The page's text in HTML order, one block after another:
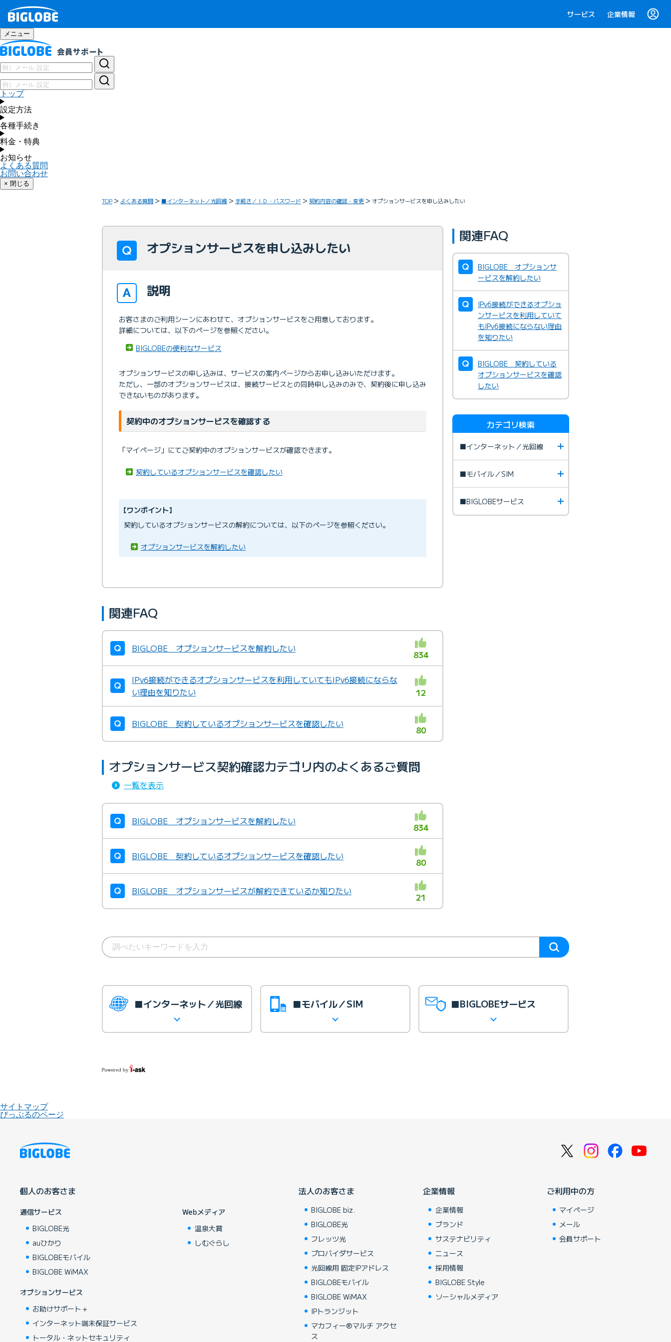
サービス 企業情報
メニュー
トップ
設定方法
各種手続き
料金・特典
お知らせ
よくある質問
お問い合わせ
× 閉じる
TOP よくある質問 ■インターネット／光回線 手続き／ＩＤ・パスワード 契約内容の確認・変更 オプションサービスを申し込みしたい
オプションサービスを申し込みしたい
説明
お客さまのご利用シーンにあわせて、オプションサービスをご用意しております。
詳細については、以下のページを参照ください。
BIGLOBEの便利なサービス
オプションサービスの申し込みは、サービスの案内ページからお申し込みいただけます。
ただし、一部のオプションサービスは、接続サービスとの同時申し込みのみで、契約後に申し込み
できないものがあります。
契約中のオプションサービスを確認する
「マイページ」にてご契約中のオプションサービスが確認できます。
契約しているオプションサービスを確認したい
【ワンポイント】
契約しているオプションサービスの解約については、以下のページを参照ください。
オプションサービスを解約したい
関連FAQ
BIGLOBE オプションサービスを解約したい
834
IPv6接続ができるオプションサービスを利用していてもIPv6接続にならな
い理由を知りたい
12
BIGLOBE 契約しているオプションサービスを確認したい
80
オプションサービス契約確認カテゴリ内のよくあるご質問
一覧を表示
BIGLOBE オプションサービスを解約したい
834
BIGLOBE 契約しているオプションサービスを確認したい
80
BIGLOBE オプションサービスが解約できているか知りたい
21
関連FAQ
BIGLOBE オプションサ
ービスを解約したい
IPv6接続ができるオプショ
ンサービスを利用していて
もIPv6接続にならない理由
を知りたい
BIGLOBE 契約している
オプションサービスを確認
したい
カテゴリ検索
■インターネット／光回線
■モバイル／SIM
■BIGLOBEサービス
■インターネット／光回線 ■モバイル／SIM ■BIGLOBEサービス
サイトマップ
びっぷるのページ
個人のお客さま
通信サービス
BIGLOBE光
auひかり
BIGLOBEモバイル
BIGLOBE WiMAX
オプションサービス
お助けサポート＋
インターネット端末保証サービス
トータル・ネットセキュリティ
Webメディア
温泉大賞
しむぐらし
法人のお客さま
BIGLOBE biz.
BIGLOBE光
フレッツ光
プロバイダサービス
光回線用 固定IPアドレス
BIGLOBEモバイル
BIGLOBE WiMAX
IPトランジット
マカフィー®マルチ アクセ
ス
企業情報
企業情報
ブランド
サステナビリティ
ニュース
採用情報
BIGLOBE Style
ソーシャルメディア
ご利用中の方
マイページ
メール
会員サポート